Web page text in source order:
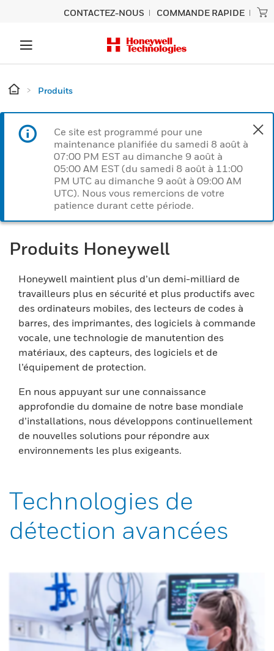
CONTACTEZ-NOUS COMMANDE RAPIDE
Produits
Ce site est programmé pour une
maintenance planifiée du samedi 8 août à
07:00 PM EST au dimanche 9 août à
05:00 AM EST (du samedi 8 août à 11:00
PM UTC au dimanche 9 août à 09:00 AM
UTC). Nous vous remercions de votre
patience durant cette période.
Produits Honeywell
Honeywell maintient plus d’un demi-milliard de
travailleurs plus en sécurité et plus productifs avec
des ordinateurs mobiles, des lecteurs de codes à
barres, des imprimantes, des logiciels à commande
vocale, une technologie de manutention des
matériaux, des capteurs, des logiciels et de
l’équipement de protection.
En nous appuyant sur une connaissance
approfondie du domaine de notre base mondiale
d’installations, nous développons continuellement
de nouvelles solutions pour répondre aux
environnements les plus exigeants.
Technologies de
détection avancées